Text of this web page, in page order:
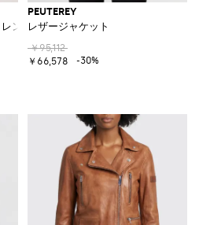
ンチコート
PEUTEREY
レザージャケット
￥95,112
￥66,578
-30%